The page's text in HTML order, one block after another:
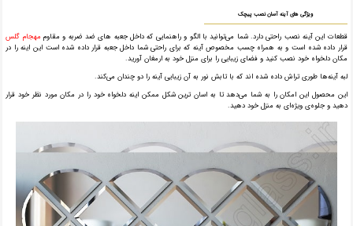
ویژگی های آینه آسان نصب پیچک
قطعات این آینه نصب راحتی دارد. شما می‌توانید با الگو و راهنمایی که داخل جعبه های ضد ضربه و مقاوممهجام گلس
قرار داده شده است و به همراه چسب مخصوص آینه که برای راحتی شما داخل جعبه قرار داده شده است این اینه را در
مکان دلخواه خود نصب کنید و فضای زیبایی را برای منزل خود به ارمغان آورید.
.لبه آینه‌ها طوری تراش داده شده اند که با تابش نور به آن زیبایی آینه را دو چندان می‌کند
این محصول این امکان را به شما می‌دهد تا به اسان ترین شکل ممکن اینه دلخواه خود را در مکان مورد نظر خود قرار
دهید و جلوه‌ی ویژه‌ای به منزل خود دهید.